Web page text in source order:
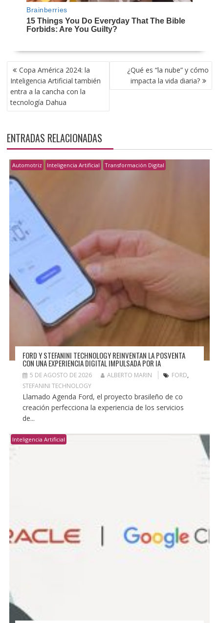
NAVEGACIÓN
DE
ENTRADAS
Copa América 2024: la
Inteligencia Artificial también
entra a la cancha con la
tecnología Dahua
¿Qué es “la nube” y cómo
impacta la vida diaria?
ENTRADAS RELACIONADAS
Automotriz Inteligencia Artificial Transformación Digital
FORD Y STEFANINI TECHNOLOGY REINVENTAN LA POSVENTA
CON UNA EXPERIENCIA DIGITAL IMPULSADA POR IA
5 DE AGOSTO DE 2026 ALBERTO MARIN FORD,
STEFANINI TECHNOLOGY
Llamado Agenda Ford, el proyecto brasileño de co
creación perfecciona la experiencia de los servicios
de...
Inteligencia Artificial